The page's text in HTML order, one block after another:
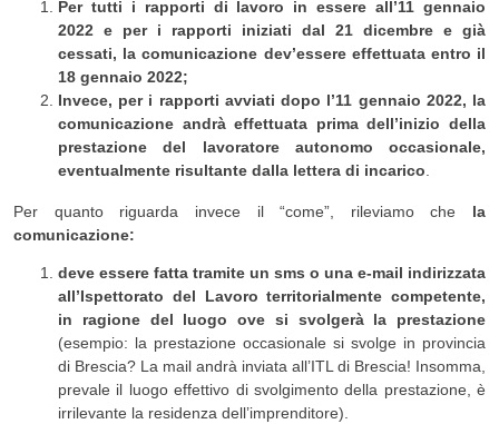
Per tutti i rapporti di lavoro in essere all’11 gennaio
2022 e per i rapporti iniziati dal 21 dicembre e già
cessati, la comunicazione dev’essere effettuata entro il
18 gennaio 2022;
Invece, per i rapporti avviati dopo l’11 gennaio 2022, la
comunicazione andrà effettuata prima dell’inizio della
prestazione del lavoratore autonomo occasionale,
eventualmente risultante dalla lettera di incarico.
Per quanto riguarda invece il “come”, rileviamo che la
comunicazione:
deve essere fatta tramite un sms o una e-mail indirizzata
all’Ispettorato del Lavoro territorialmente competente,
in ragione del luogo ove si svolgerà la prestazione
(esempio: la prestazione occasionale si svolge in provincia
di Brescia? La mail andrà inviata all’ITL di Brescia! Insomma,
prevale il luogo effettivo di svolgimento della prestazione, è
irrilevante la residenza dell’imprenditore).